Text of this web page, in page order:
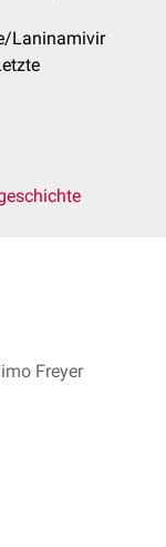
Laninamivir
Freyer